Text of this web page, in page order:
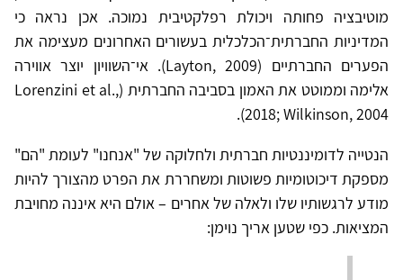
מוטיבציה פחותה ויכולת רפלקטיבית נמוכה. אכן נראה כי
המדיניות החברתית־הכלכלית בעשורים האחרונים מעצימה את
הפערים החברתיים (Layton, 2009). אי־השוויון יוצר אווירה
אלימה וממוטט את האמון בסביבה החברתית (Lorenzini et al.,
2018; Wilkinson, 2004).
הנטייה לדומיננטיות חברתית ולחלוקה של "אנחנו" לעומת "הם"
מספקת דיכוטומיות פשוטות ומשחררת את הפרט מהצורך להיות
מודע לרגשותיו שלו ולאלה של אחרים – אולם היא איננה מחויבת
המציאות. כפי שטען אריך נוימן: